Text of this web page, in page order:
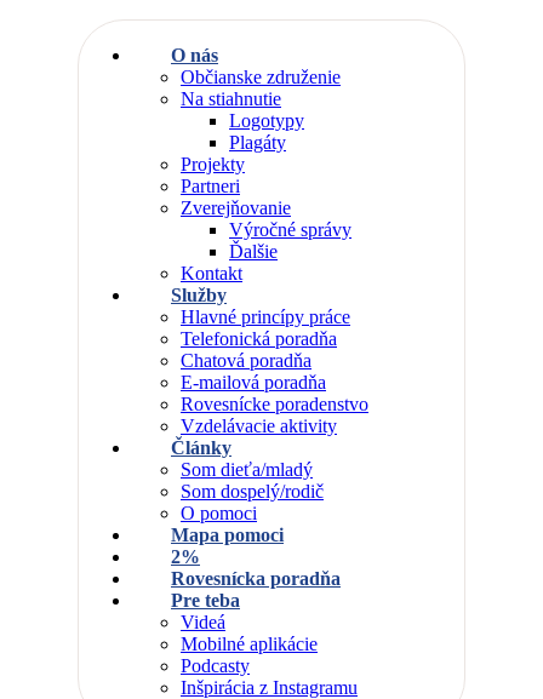
O nás
Občianske združenie
Na stiahnutie
Logotypy
Plagáty
Projekty
Partneri
Zverejňovanie
Výročné správy
Ďalšie
Kontakt
Služby
Hlavné princípy práce
Telefonická poradňa
Chatová poradňa
E-mailová poradňa
Rovesnícke poradenstvo
Vzdelávacie aktivity
Články
Som dieťa/mladý
Som dospelý/rodič
O pomoci
Mapa pomoci
2%
Rovesnícka poradňa
Pre teba
Videá
Mobilné aplikácie
Podcasty
Inšpirácia z Instagramu